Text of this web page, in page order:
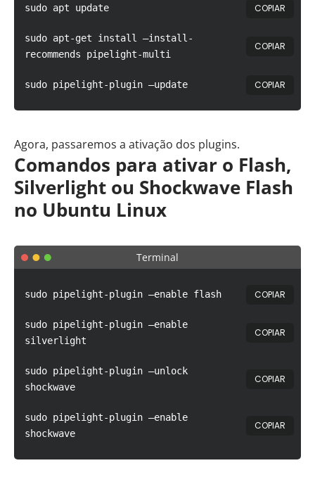
sudo apt update COPIAR
sudo apt-get install –install-
recommends pipelight-multi
COPIAR
sudo pipelight-plugin –update COPIAR
Agora, passaremos a ativação dos plugins.
Comandos para ativar o Flash,
Silverlight ou Shockwave Flash
no Ubuntu Linux
Terminal
sudo pipelight-plugin –enable flash COPIAR
sudo pipelight-plugin –enable
silverlight
COPIAR
sudo pipelight-plugin –unlock
shockwave
COPIAR
sudo pipelight-plugin –enable
shockwave
COPIAR